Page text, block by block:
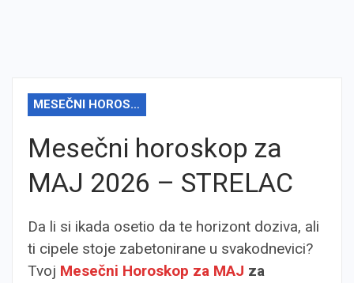
MESEČNI HOROSKOP
Mesečni horoskop za
MAJ 2026 – STRELAC
Da li si ikada osetio da te horizont doziva, ali
ti cipele stoje zabetonirane u svakodnevici?
Tvoj Mesečni Horoskop za MAJ za